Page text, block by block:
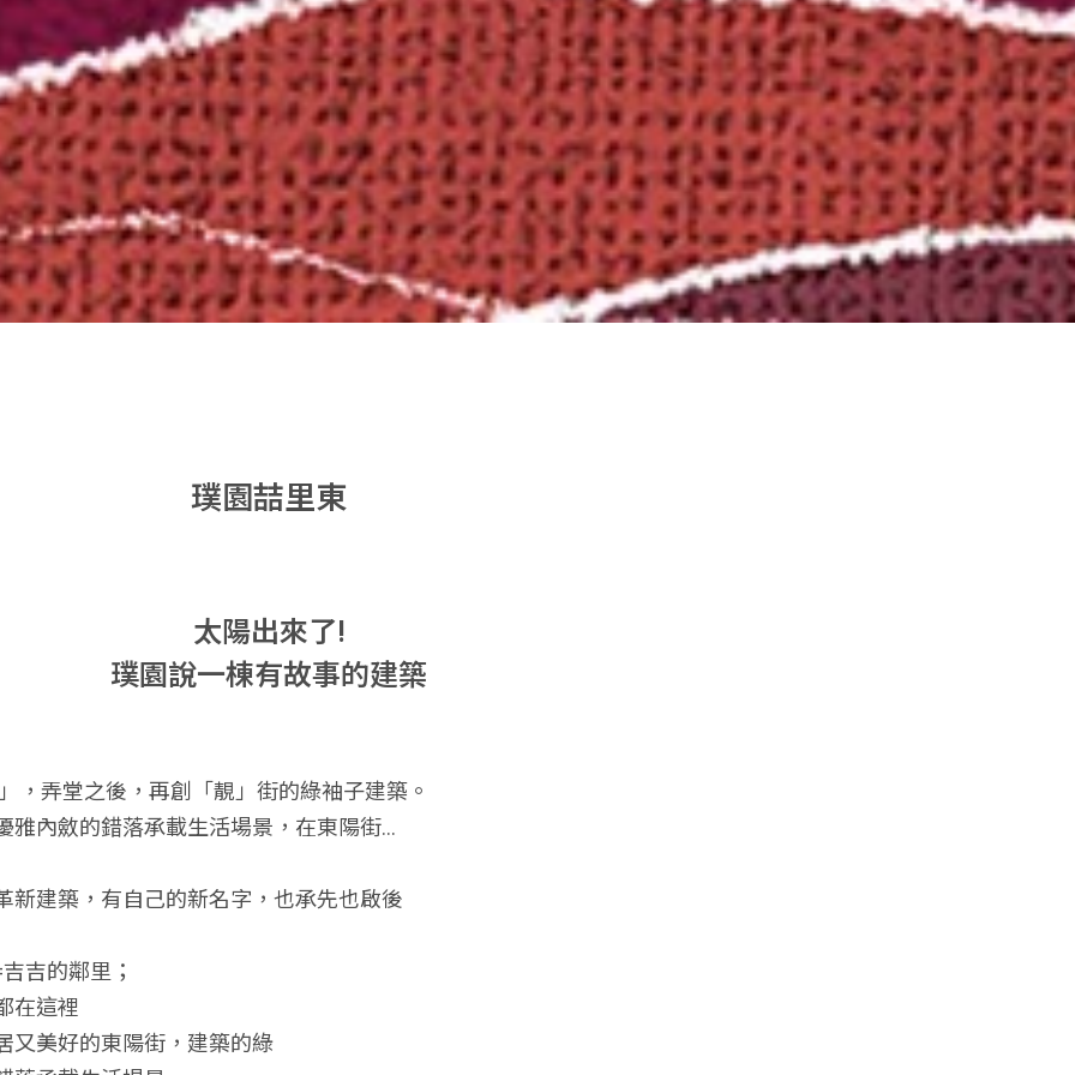
璞園喆里東
太陽出來了!
璞園說一棟有故事的建築
，弄堂之後，再創「靚」街的綠袖子建築。
雅內斂的錯落承載生活場景，在東陽街…
新建築，有自己的新名字，也承先也啟後
吉的鄰里；
在這裡
又美好的東陽街，建築的綠